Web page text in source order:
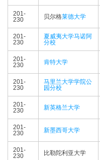
201-
230
贝尔格莱德大学
201-
230
夏威夷大学马诺阿
分校
201-
230
肯特大学
201-
230
马里兰大学学院公
园分校
201-
230
新英格兰大学
201-
230
新墨西哥大学
201-
230
比勒陀利亚大学